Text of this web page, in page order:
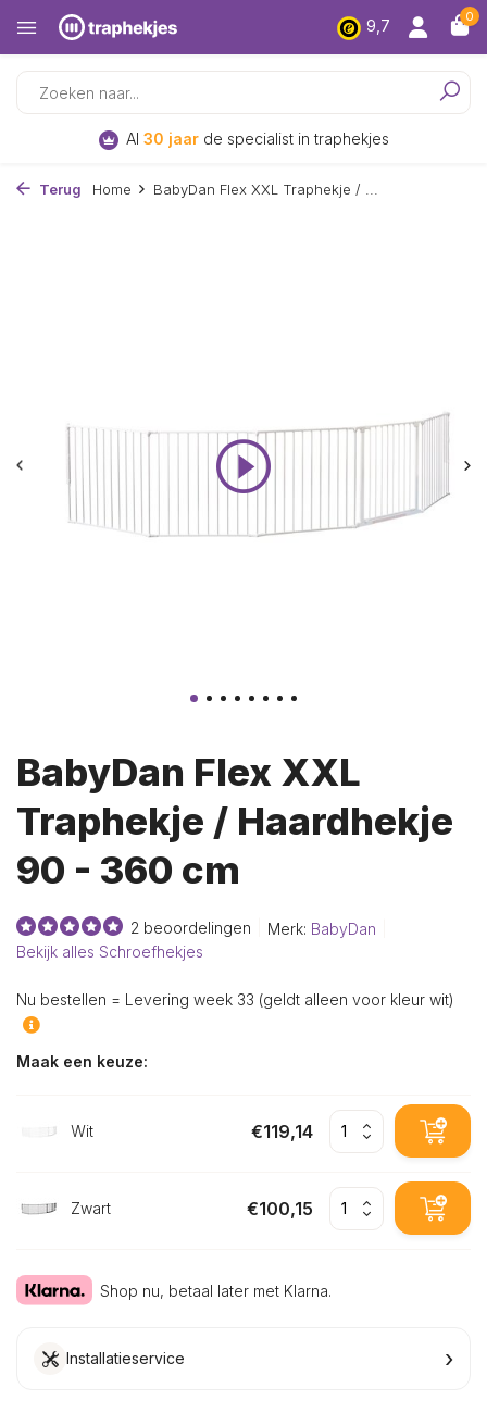
9,7
0
Al 30 jaar de specialist in traphekjes
Terug Home BabyDan Flex XXL Traphekje / ...
BabyDan Flex XXL
Traphekje / Haardhekje
90 - 360 cm
2 beoordelingen Merk: BabyDan
Bekijk alles Schroefhekjes
Nu bestellen = Levering week 33 (geldt alleen voor kleur wit)
Maak een keuze:
Wit €119,14
Zwart €100,15
Shop nu, betaal later met Klarna.
Installatieservice ›